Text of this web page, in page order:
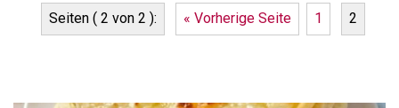
Seiten ( 2 von 2 ): « Vorherige Seite 1 2